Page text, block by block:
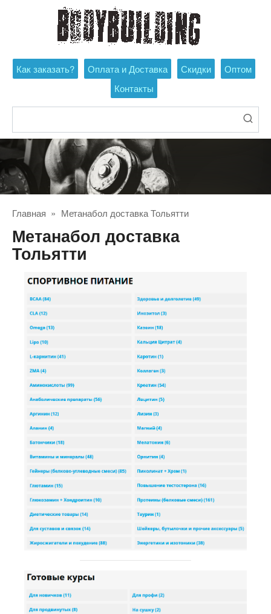
Как заказать? Оплата и Доставка Скидки
Оптом
Контакты
Главная » Метанабол доставка Тольятти
Метанабол доставка
Тольятти